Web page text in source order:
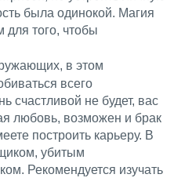
была одинокой. Магия
того, чтобы
в этом
всего
счастливой не будет, вас
любовь, возможен и брак
построить карьеру. В
убитым
Рекомендуется изучать